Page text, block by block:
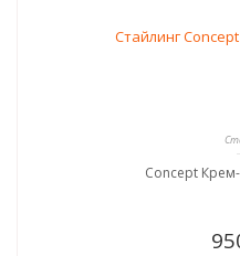
Concept